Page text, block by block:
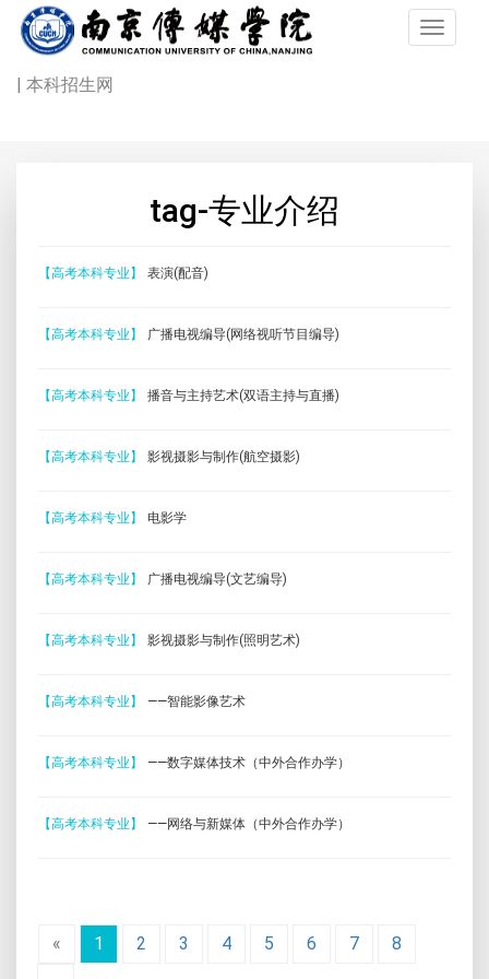
| 本科招生网
tag-专业介绍
【高考本科专业】 表演(配音)
【高考本科专业】 广播电视编导(网络视听节目编导)
【高考本科专业】 播音与主持艺术(双语主持与直播)
【高考本科专业】 影视摄影与制作(航空摄影)
【高考本科专业】 电影学
【高考本科专业】 广播电视编导(文艺编导)
【高考本科专业】 影视摄影与制作(照明艺术)
【高考本科专业】 ——智能影像艺术
【高考本科专业】 ——数字媒体技术（中外合作办学）
【高考本科专业】 ——网络与新媒体（中外合作办学）
« 1 2 3 4 5 6 7
8